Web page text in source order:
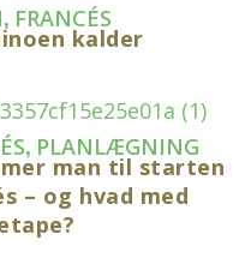
, FRANCÉS
kalder
, PLANLÆGNING
man til starten
– og hvad med